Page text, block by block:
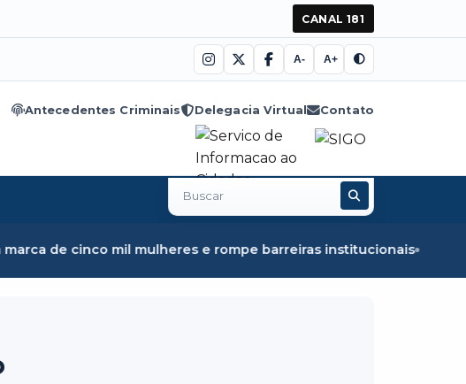
CANAL 181
A- A+
Antecedentes Criminais Delegacia Virtual Contato
Buscar
no
mil mulheres e rompe barreiras institucionais Fiscalização em